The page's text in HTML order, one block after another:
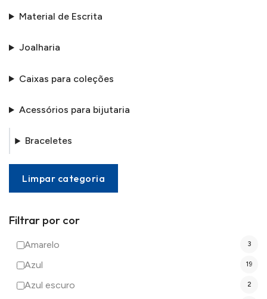
Material de Escrita
Joalharia
Caixas para coleções
Acessórios para bijutaria
Braceletes
Limpar categoria
Filtrar por cor
Amarelo 3
Azul 19
Azul escuro 2